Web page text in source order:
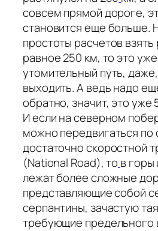
совсем прямой дороге,
становится еще больше.
простоты расчетов взять
равное 250 км, то это
утомительный путь,
выходить. А ведь надо
обратно, значит, это
И если на северном
можно передвигаться по
достаточно скоростной
(National Road), то в горы
лежат более сложные
представляющие собой
серпантины, зачастую
требующие предельного